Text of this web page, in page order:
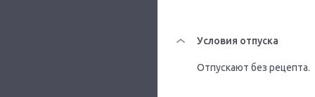
Условия отпуска
Отпускают без рецепта.